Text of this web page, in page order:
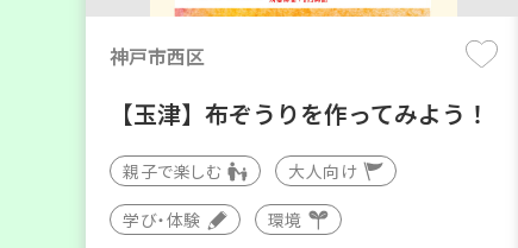
神戸市西区
【玉津】布ぞうりを作ってみよう！
親子で楽しむ 大人向け
学び・体験 環境